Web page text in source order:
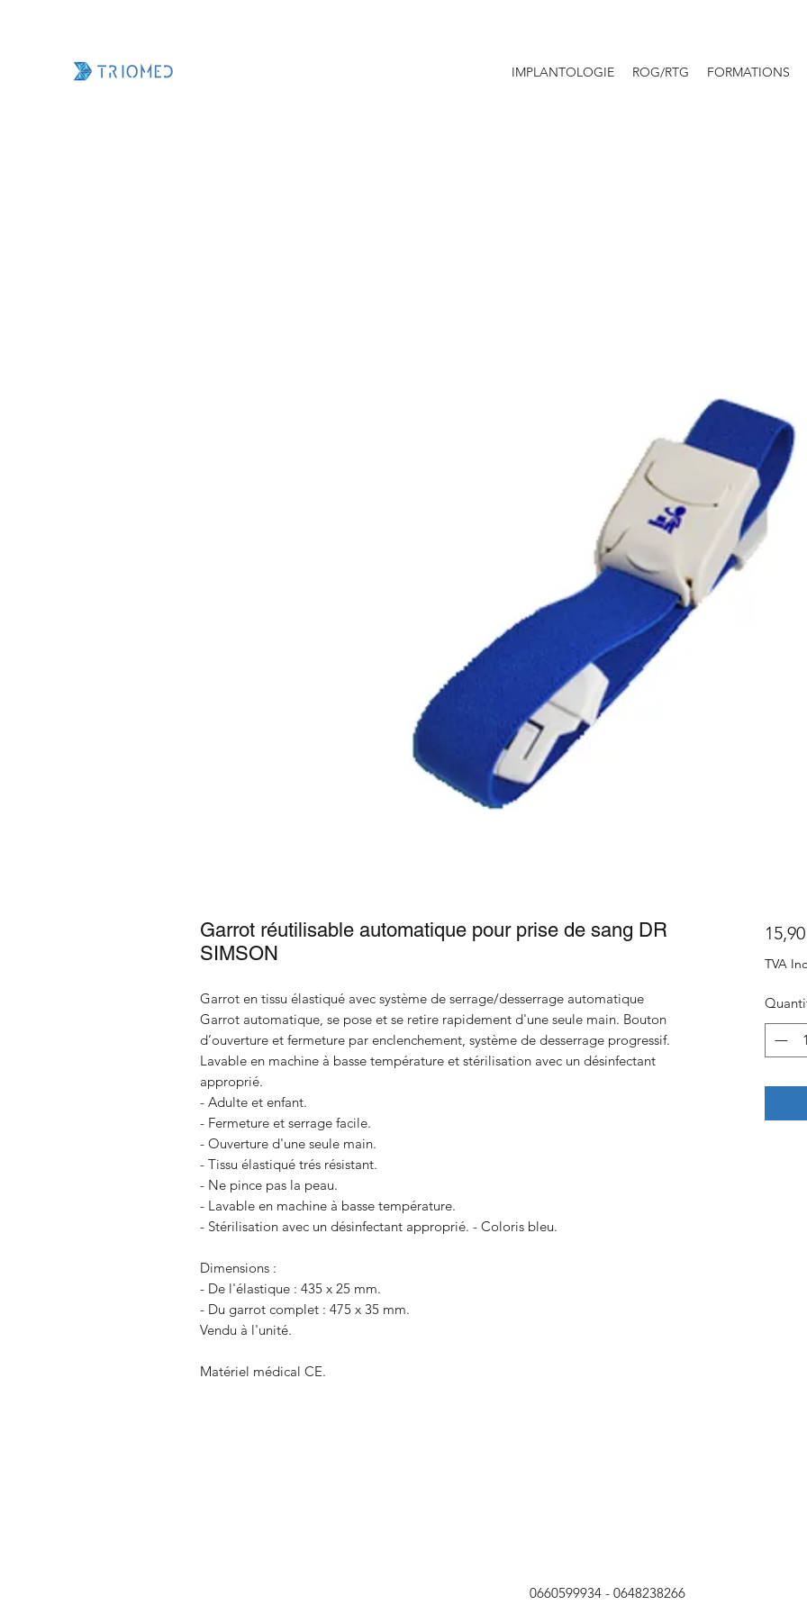
IMPLANTOLOGIE ROG/RTG FORMATIONS
Garrot réutilisable automatique pour prise de sang DR
SIMSON
Garrot en tissu élastiqué avec système de serrage/desserrage automatique
Garrot automatique, se pose et se retire rapidement d'une seule main. Bouton
d’ouverture et fermeture par enclenchement, système de desserrage progressif.
Lavable en machine à basse température et stérilisation avec un désinfectant
approprié.
- Adulte et enfant.
- Fermeture et serrage facile.
- Ouverture d'une seule main.
- Tissu élastiqué trés résistant.
- Ne pince pas la peau.
- Lavable en machine à basse température.
- Stérilisation avec un désinfectant approprié. - Coloris bleu.
Dimensions :
- De l'élastique : 435 x 25 mm.
- Du garrot complet : 475 x 35 mm.
Vendu à l'unité.
Matériel médical CE.
TVA
0660599934 - 0648238266